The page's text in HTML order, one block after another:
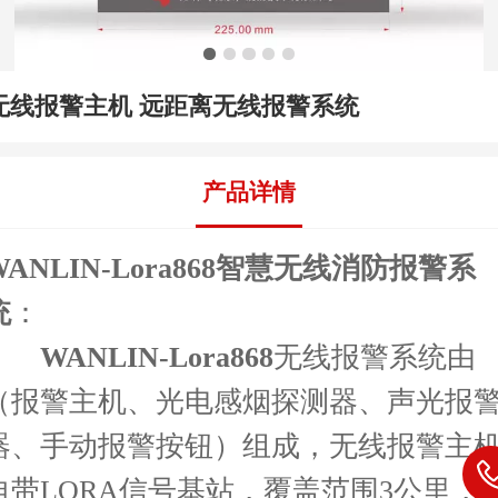
线报警主机 远距离无线报警系统
产品详情
Lora868智慧无线消防报警系
：
WANLIN-Lora868无线报警系统由
报警主机、光电感烟探测器、声光报
、手动报警按钮）组成，无线报警主
带LORA信号基站，覆盖范围3公里，